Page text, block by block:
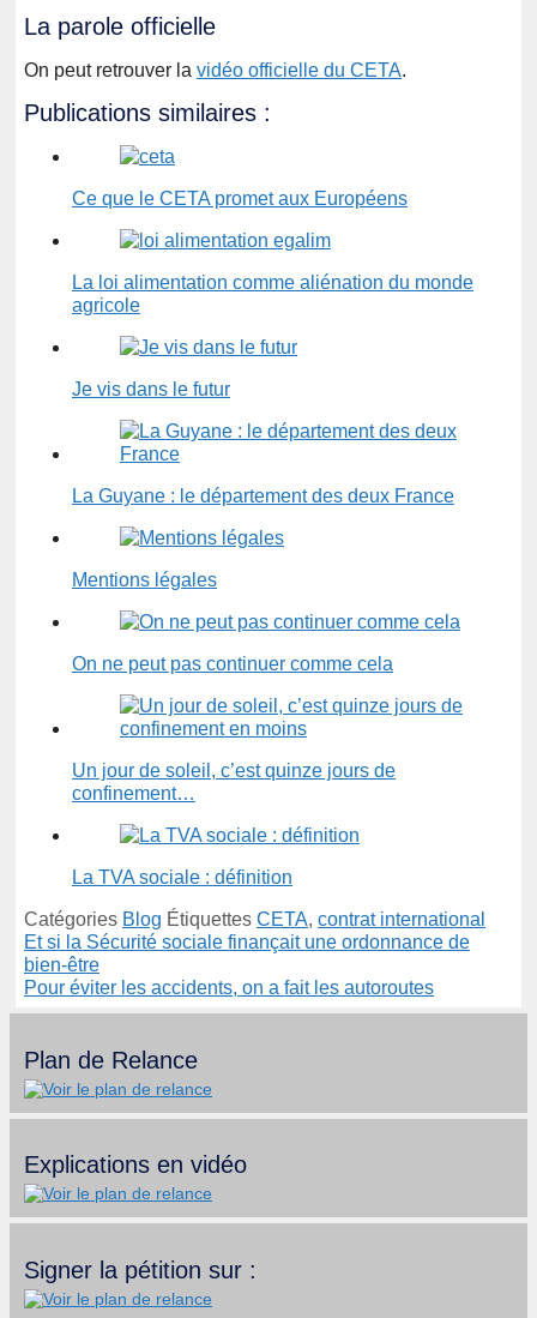
La parole officielle
On peut retrouver la vidéo officielle du CETA.
Publications similaires :
Ce que le CETA promet aux Européens
La loi alimentation comme aliénation du monde
agricole
Je vis dans le futur
La Guyane : le département des deux France
Mentions légales
On ne peut pas continuer comme cela
Un jour de soleil, c’est quinze jours de
confinement…
La TVA sociale : définition
Catégories Blog Étiquettes CETA, contrat international
Et si la Sécurité sociale finançait une ordonnance de
bien-être
Pour éviter les accidents, on a fait les autoroutes
Plan de Relance
Explications en vidéo
Signer la pétition sur :